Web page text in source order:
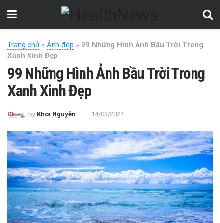
Trang chủ » Ảnh đẹp » 99 Những Hình Ảnh Bầu Trời Trong
Xanh Xinh Đẹp
99 Những Hình Ảnh Bầu Trời Trong
Xanh Xinh Đẹp
by Khôi Nguyễn 14/03/2024